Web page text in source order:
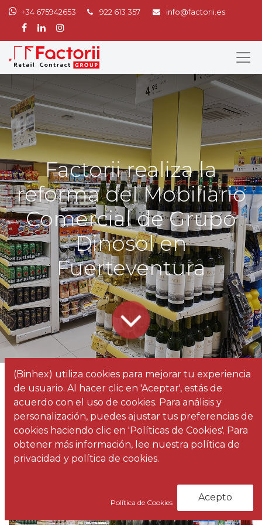
+34 675942653 922 613 357 info@factorii.es
Factorii realiza la
reforma del Mobiliario
Comercial de Grupo
Dinosol en
Fuerteventura
Todos
los
blogs
Noticias
Factorii realiza la reforma del Mobiliario Comercial de Grupo Dinosol en Fuerteventura
(Binhex) utiliza cookies para mejorar tu experiencia
de usuario. Al hacer clic en 'Aceptar', estás de
acuerdo con el uso de cookies. Para análisis y
personalización, puedes ajustar tus preferencias de
cookies haciendo clic en 'Políticas de Cookies'. Para
obtener más información, lee nuestra política de
privacidad y política de cookies.
Política de Cookies Acepto